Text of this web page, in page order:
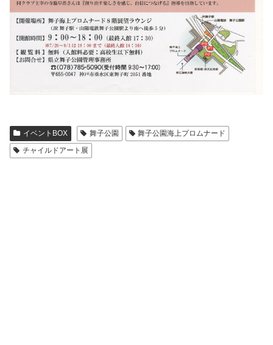
イベントBOX 舞子公園
舞子公園海上プロムナード
チャイルドアート展